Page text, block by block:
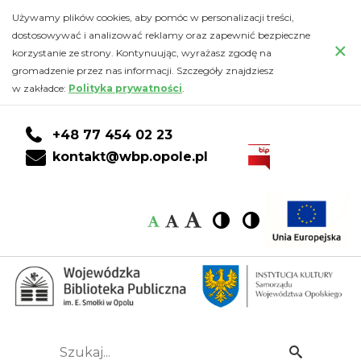
2026
Wojewódzka
Biblioteka
Publiczna
Emanuela
Smołki
w
Opolu
do
głównej
treści
DO
KONTA
CZYTELNIKA
DO
WYSZUKIWARKI
do
stopki
Używamy plików cookies, aby pomóc w personalizacji treści,
dostosowywać i analizować reklamy oraz zapewnić bezpieczne
korzystanie ze strony. Kontynuując, wyrażasz zgodę na
gromadzenie przez nas informacji. Szczegóły znajdziesz
w zakładce: Polityka prywatności.
×
+48 77 454 02 23
kontakt@wbp.opole.pl
Czcionka:
Czcionka
Czcionka
Czcionka
Wysoki
kontrast
Wysoki
kontrast
Idź
Szukaj...